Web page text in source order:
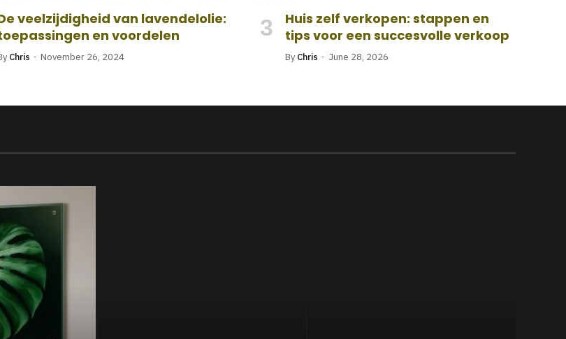
veelzijdigheid van lavendelolie:
en voordelen
Chris November 26, 2024
Huis zelf verkopen: stappen en
tips voor een succesvolle verkoop
By Chris June 28, 2026